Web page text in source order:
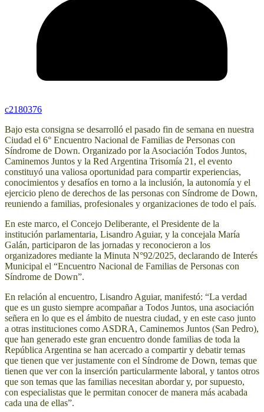
c2180376
Bajo esta consigna se desarrolló el pasado fin de semana en nuestra
Ciudad el 6° Encuentro Nacional de Familias de Personas con
Síndrome de Down. Organizado por la Asociación Todos Juntos,
Caminemos Juntos y la Red Argentina Trisomía 21, el evento
constituyó una valiosa oportunidad para compartir experiencias,
conocimientos y desafíos en torno a la inclusión, la autonomía y el
ejercicio pleno de derechos de las personas con Síndrome de Down,
reuniendo a familias, profesionales y organizaciones de todo el país.
En este marco, el Concejo Deliberante, el Presidente de la
institución parlamentaria, Lisandro Aguiar, y la concejala María
Galán, participaron de las jornadas y reconocieron a los
organizadores mediante la Minuta N°92/2025, declarando de Interés
Municipal el “Encuentro Nacional de Familias de Personas con
Síndrome de Down”.
En relación al encuentro, Lisandro Aguiar, manifestó: “La verdad
que es un gusto siempre acompañar a Todos Juntos, una asociación
señera en lo que es el ámbito de nuestra ciudad, y en este caso junto
a otras instituciones como ASDRA, Caminemos Juntos (San Pedro),
que han generado este gran encuentro donde familias de toda la
República Argentina se han acercado a compartir y debatir temas
que tienen que ver justamente con el Síndrome de Down, temas que
tienen que ver con la inserción particularmente laboral, y tantos otros
que son temas que las familias necesitan abordar y, por supuesto,
con especialistas que le permitan conocer de manera más acabada
cada una de ellas”.